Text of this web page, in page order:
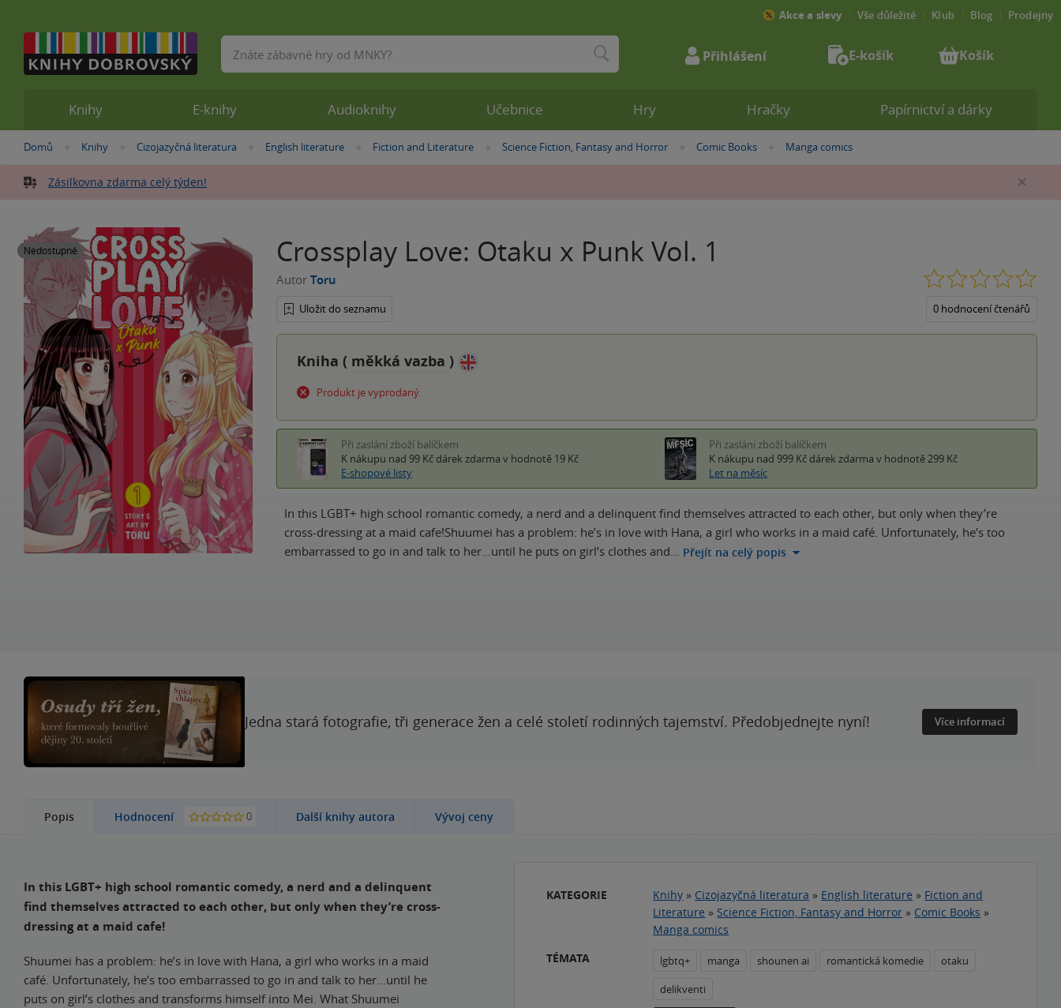
Nacházíte
zde:
Domů »
Knihy »
Cizojazyčná literatura »
English literature »Fiction and Literature »
Science Fiction, Fantasy and Horror »
Comic Books »
Manga comics
Zásilkovna zdarma celý týden!
Nedostupné Crossplay Love: Otaku x Punk Vol. 1
Autor Toru
Uložit do seznamu 0 hodnocení čtenářů
Kniha ( měkká vazba )
Produkt je vyprodaný.
Při zaslání zboží balíčkem
K nákupu nad 99 Kč dárek zdarma v hodnotě 19 Kč
E-shopové listy
Při zaslání zboží balíčkem
K nákupu nad 999 Kč dárek zdarma v hodnotě 299 Kč
Let na měsíc
In this LGBT+ high school romantic comedy, a nerd and a delinquent find themselves attracted to each other, but only when they’re
cross-dressing at a maid cafe!Shuumei has a problem: he’s in love with Hana, a girl who works in a maid café. Unfortunately, he’s too
embarrassed to go in and talk to her…until he puts on girl’s clothes and… Přejít na celý popis
Jedna stará fotografie, tři generace žen a celé století rodinných tajemství. Předobjednejte nyní! Více informací
Popis Hodnocení 0 Další knihy autora Vývoj ceny
In this LGBT+ high school romantic comedy, a nerd and a delinquent
find themselves attracted to each other, but only when they’re cross-
dressing at a maid cafe!
Shuumei has a problem: he’s in love with Hana, a girl who works in a maid
café. Unfortunately, he’s too embarrassed to go in and talk to her…until he
puts on girl’s clothes and transforms himself into Mei. What Shuumei
KATEGORIE Knihy » Cizojazyčná literatura » English literature » Fiction and
Literature » Science Fiction, Fantasy and Horror » Comic Books »
Manga comics
TÉMATA
lgbtq+ manga shounen ai romantická komedie
otaku
delikventi
Knihy E-knihy Audioknihy Učebnice Hry Hračky Papírnictví a dárky
Akce a slevy Vše důležité Klub Blog Prodejny
Vyhledávání Přihlášení E-košík Košík